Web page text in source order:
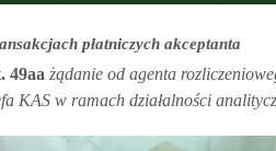
płatniczych akceptanta
49aa żądanie od agenta
KAS w ramach działalności